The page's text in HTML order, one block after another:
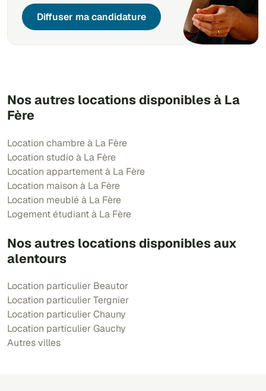
Diffuser ma candidature
Nos autres locations disponibles à La
Fère
Location chambre à La Fère
Location studio à La Fère
Location appartement à La Fère
Location maison à La Fère
Location meublé à La Fère
Logement étudiant à La Fère
Nos autres locations disponibles aux
alentours
Location particulier Beautor
Location particulier Tergnier
Location particulier Chauny
Location particulier Gauchy
Autres villes